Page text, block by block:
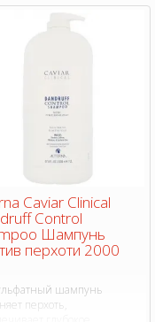
Caviar Clinical
Control
Шампунь
перхоти 2000
шампунь
перхоть,